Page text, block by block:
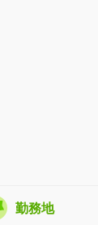
勤務地